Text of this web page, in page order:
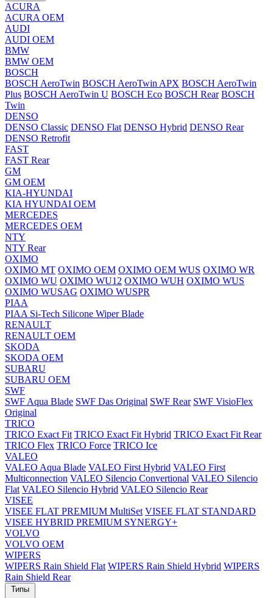
ACURA
ACURA OEM
AUDI
AUDI OEM
BMW
BMW OEM
BOSCH
BOSCH AeroTwin BOSCH AeroTwin APX BOSCH AeroTwin
Plus BOSCH AeroTwin U BOSCH Eco BOSCH Rear BOSCH
Twin
DENSO
DENSO Classic DENSO Flat DENSO Hybrid DENSO Rear
DENSO Retrofit
FAST
FAST Rear
GM
GM OEM
KIA-HYUNDAI
KIA HYUNDAI OEM
MERCEDES
MERCEDES OEM
NTY
NTY Rear
OXIMO
OXIMO MT OXIMO OEM OXIMO OEM WUS OXIMO WR
OXIMO WU OXIMO WU12 OXIMO WUH OXIMO WUS
OXIMO WUSAG OXIMO WUSPR
PIAA
PIAA Si-Tech Silicone Wiper Blade
RENAULT
RENAULT OEM
SKODA
SKODA OEM
SUBARU
SUBARU OEM
SWF
SWF Aqua Blade SWF Das Original SWF Rear SWF VisioFlex
Original
TRICO
TRICO Exact Fit TRICO Exact Fit Hybrid TRICO Exact Fit Rear
TRICO Flex TRICO Force TRICO Ice
VALEO
VALEO Aqua Blade VALEO First Hybrid VALEO First
Multiconnection VALEO Silencio Convertional VALEO Silencio
Flat VALEO Silencio Hybrid VALEO Silencio Rear
VISEE
VISEE FLAT PREMIUM MultiSet VISEE FLAT STANDARD
VISEE HYBRID PREMIUM SYNERGY+
VOLVO
VOLVO OEM
WIPERS
WIPERS Rain Shield Flat WIPERS Rain Shield Hybrid WIPERS
Rain Shield Rear
Типы